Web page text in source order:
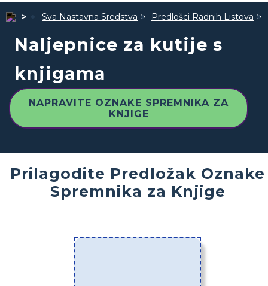
Sva Nastavna Sredstva Predlošci Radnih Listova
Naljepnice za kutije s
knjigama
NAPRAVITE OZNAKE SPREMNIKA ZA
KNJIGE
Prilagodite Predložak Oznake
Spremnika za Knjige